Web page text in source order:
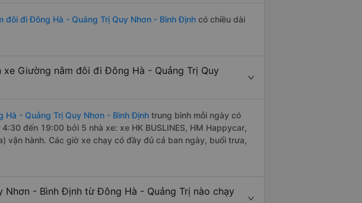
đôi đi Đông Hà - Quảng Trị Quy Nhơn - Bình Định có chiều dài
Giường nằm đôi đi Đông Hà - Quảng Trị Quy
Hà - Quảng Trị Quy Nhơn - Bình Định trung bình mỗi ngày có
đến 19:00 bởi 5 nhà xe: xe HK BUSLINES, HM Happycar,
vận hành. Các giờ xe chạy có đầy đủ cả ban ngày, buổi trưa,
Nhơn - Bình Định từ Đông Hà - Quảng Trị nào chạy